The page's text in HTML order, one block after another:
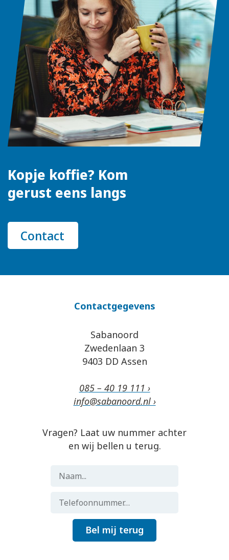
Kopje koffie? Kom
gerust eens langs
Contact
Contactgegevens
Sabanoord
Zwedenlaan 3
9403 DD Assen
085 – 40 19 111 ›
info@sabanoord.nl ›
Vragen? Laat uw nummer achter
en wij bellen u terug.
Bel mij terug